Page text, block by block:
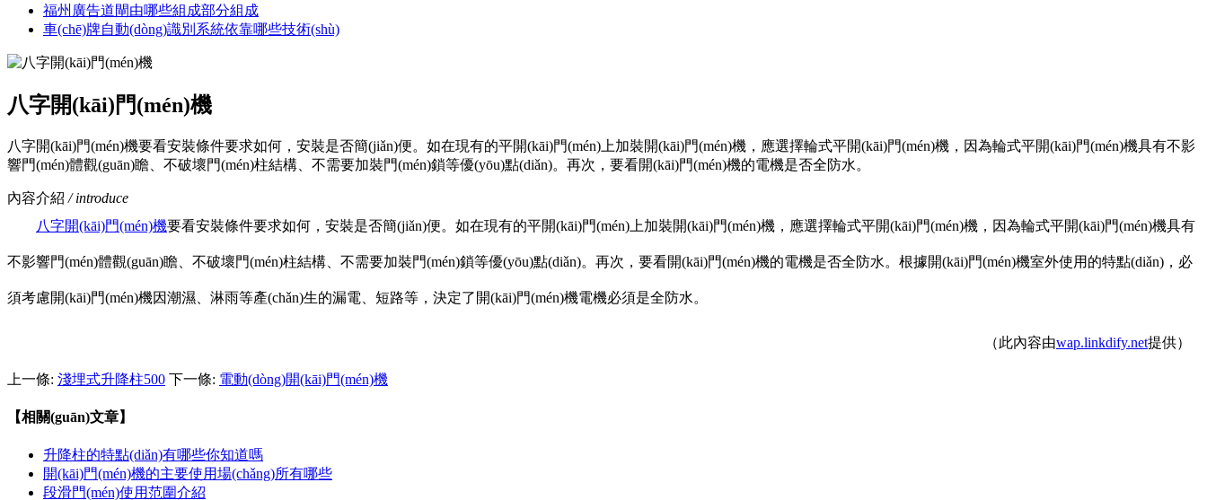
福州廣告道閘由哪些組成部分組成
車(chē)牌自動(dòng)識別系統依靠哪些技術(shù)
八字開(kāi)門(mén)機
八字開(kāi)門(mén)機要看安裝條件要求如何，安裝是否簡(jiǎn)便。如在現有的平開(kāi)門(mén)上加裝開(kāi)門(mén)機，應選擇輪式平開(kāi)門(mén)機，因為輪式平開(kāi)門(mén)機具有不影
響門(mén)體觀(guān)瞻、不破壞門(mén)柱結構、不需要加裝門(mén)鎖等優(yōu)點(diǎn)。再次，要看開(kāi)門(mén)機的電機是否全防水。
內容介紹 / introduce
八字開(kāi)門(mén)機要看安裝條件要求如何，安裝是否簡(jiǎn)便。如在現有的平開(kāi)門(mén)上加裝開(kāi)門(mén)機，應選擇輪式平開(kāi)門(mén)機，因為輪式平開(kāi)門(mén)機具有
不影響門(mén)體觀(guān)瞻、不破壞門(mén)柱結構、不需要加裝門(mén)鎖等優(yōu)點(diǎn)。再次，要看開(kāi)門(mén)機的電機是否全防水。根據開(kāi)門(mén)機室外使用的特點(diǎn)，必
須考慮開(kāi)門(mén)機因潮濕、淋雨等產(chǎn)生的漏電、短路等，決定了開(kāi)門(mén)機電機必須是全防水。
（此內容由wap.linkdify.net提供）
上一條: 淺埋式升降柱500 下一條: 電動(dòng)開(kāi)門(mén)機
【相關(guān)文章】
升降柱的特點(diǎn)有哪些你知道嗎
開(kāi)門(mén)機的主要使用場(chǎng)所有哪些
段滑門(mén)使用范圍介紹